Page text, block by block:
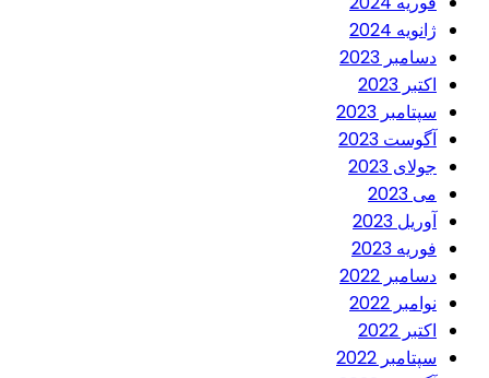
ژانویه 2024
دسامبر 2023
اکتبر 2023
سپتامبر 2023
آگوست 2023
جولای 2023
می 2023
آوریل 2023
فوریه 2023
دسامبر 2022
نوامبر 2022
اکتبر 2022
سپتامبر 2022